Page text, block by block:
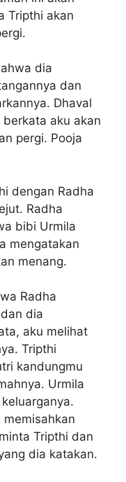
Tripthi akan
dia
dan
Dhaval
aku akan
pergi. Pooja
dengan Radha
Radha
bibi Urmila
mengatakan
menang.
Radha
dia
aku melihat
Tripthi
kandungmu
Urmila
memisahkan
Tripthi dan
dia katakan.